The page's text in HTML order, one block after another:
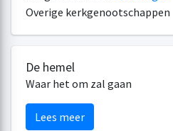
Overige kerkgenootschappen
De hemel
Waar het om zal gaan
Lees meer